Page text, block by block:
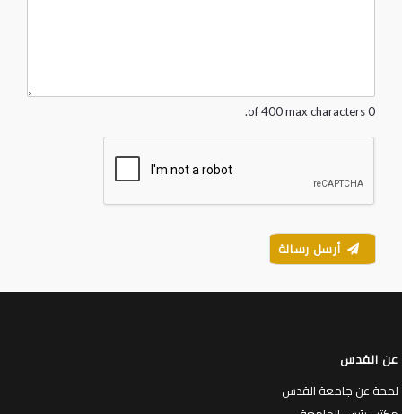
*
0 of 400 max characters.
أرسل رسالة
عن القدس
لمحة عن جامعة القدس